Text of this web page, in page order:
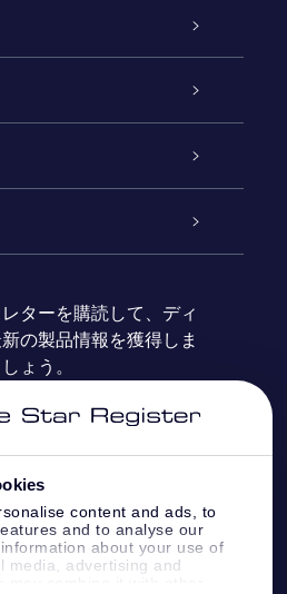
content and ads, to
and to analyse our
about your use of
media, advertising and
Star Page
報
ターを購読して、ディ
の製品情報を獲得しま
しょう。